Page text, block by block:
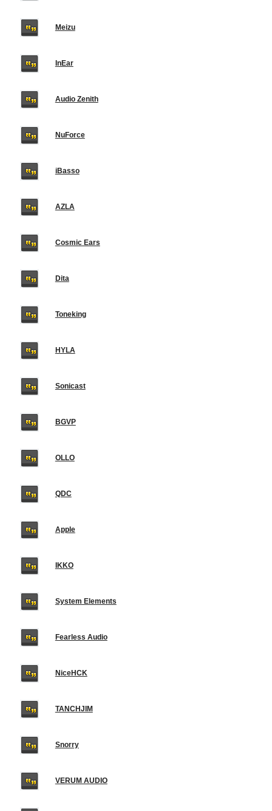
Meizu
InEar
Audio Zenith
NuForce
iBasso
AZLA
Cosmic Ears
Dita
Toneking
HYLA
Sonicast
BGVP
OLLO
QDC
Apple
IKKO
System Elements
Fearless Audio
NiceHCK
TANCHJIM
Snorry
VERUM AUDIO